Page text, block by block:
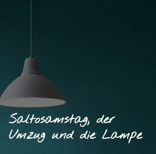
Saltosamstag, der
Umzug und die Lampe